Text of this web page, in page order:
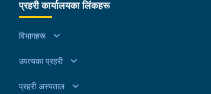
प्रहरी कार्यालयका लिंकहरू
विभागहरू
उपत्यका प्रहरी
प्रहरी अस्पताल